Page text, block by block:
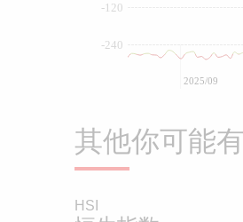
-240
-120
2025/09
其他你可能
HSI